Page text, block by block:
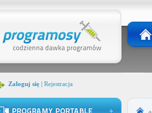
Zaloguj się| Rejestracja